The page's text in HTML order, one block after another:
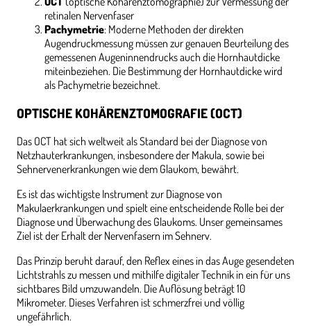
retinalen Nervenfaser
Pachymetrie: Moderne Methoden der direkten
Augendruckmessung müssen zur genauen Beurteilung des
gemessenen Augeninnendrucks auch die Hornhautdicke
miteinbeziehen. Die Bestimmung der Hornhautdicke wird
als Pachymetrie bezeichnet.
OPTISCHE KOHÄRENZTOMOGRAFIE (OCT)
Das OCT hat sich weltweit als Standard bei der Diagnose von
Netzhauterkrankungen, insbesondere der Makula, sowie bei
Sehnervenerkrankungen wie dem Glaukom, bewährt.
Es ist das wichtigste Instrument zur Diagnose von
Makulaerkrankungen und spielt eine entscheidende Rolle bei der
Diagnose und Überwachung des Glaukoms. Unser gemeinsames
Ziel ist der Erhalt der Nervenfasern im Sehnerv.
Das Prinzip beruht darauf, den Reflex eines in das Auge gesendeten
Lichtstrahls zu messen und mithilfe digitaler Technik in ein für uns
sichtbares Bild umzuwandeln. Die Auflösung beträgt 10
Mikrometer. Dieses Verfahren ist schmerzfrei und völlig
ungefährlich.